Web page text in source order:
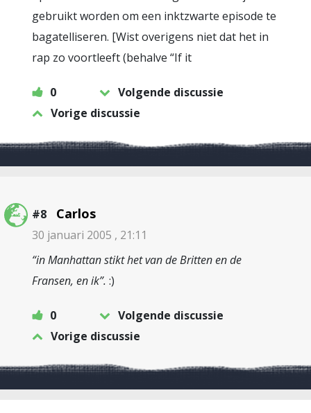
gebruikt worden om een inktzwarte episode te
bagatelliseren. [Wist overigens niet dat het in
rap zo voortleeft (behalve “If it
0
Volgende discussie
Vorige discussie
#8 Carlos
30 januari 2005 , 21:11
“in Manhattan stikt het van de Britten en de
Fransen, en ik”. :)
0
Volgende discussie
Vorige discussie